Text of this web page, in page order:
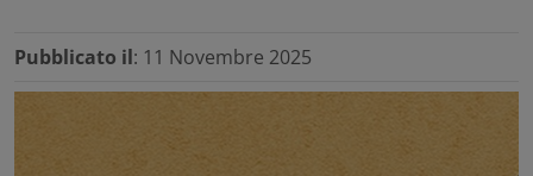
Pubblicato il: 11 Novembre 2025